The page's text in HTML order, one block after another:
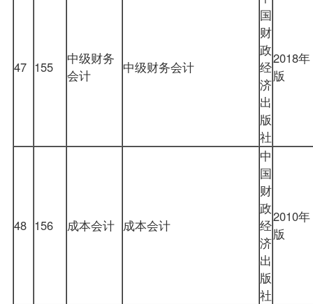
47 155
中级财务
会计
中级财务会计
国
财
政
经
济
出
版
社
2018年
版
48 156 成本会计 成本会计
中
国
财
政
经
济
出
版
社
2010年
版